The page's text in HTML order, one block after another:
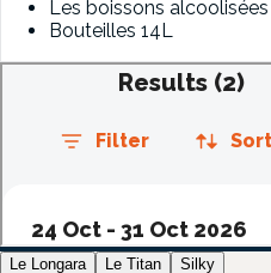
Les boissons alcoolisées
Bouteilles 14L
Le Longara Le Titan Silky